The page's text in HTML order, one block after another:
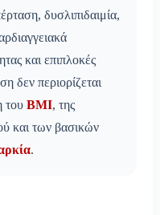
δυσλιπιδαιμία,
και επιπλοκές
δεν περιορίζεται
του BMI, της
και των βασικών
.